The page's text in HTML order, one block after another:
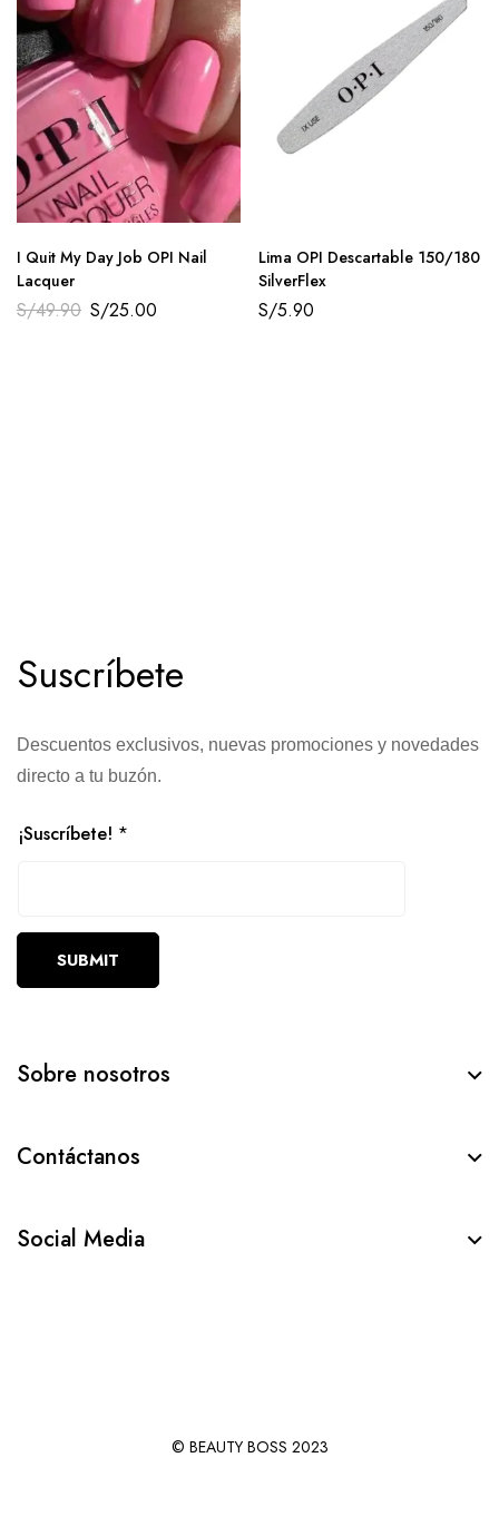
I Quit My Day Job OPI Nail
Lacquer
S/49.90 S/25.00
Lima OPI Descartable 150/180
SilverFlex
S/5.90
Suscríbete
Descuentos exclusivos, nuevas promociones y novedades
directo a tu buzón.
¡Suscríbete! *
SUBMIT
Sobre nosotros
Contáctanos
Social Media
© BEAUTY BOSS 2023